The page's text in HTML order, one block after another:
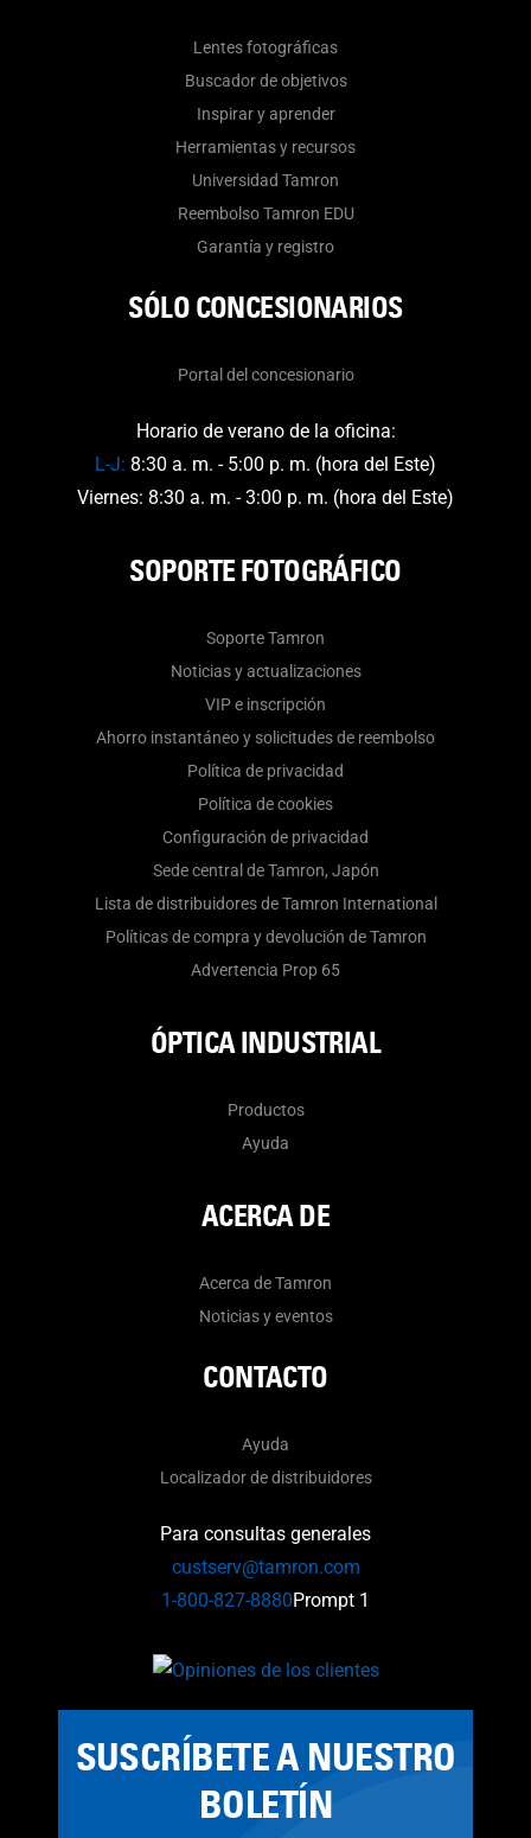
Lentes fotográficas
Buscador de objetivos
Inspirar y aprender
Herramientas y recursos
Universidad Tamron
Reembolso Tamron EDU
Garantía y registro
SÓLO CONCESIONARIOS
Portal del concesionario
Horario de verano de la oficina:
L-J: 8:30 a. m. - 5:00 p. m. (hora del Este)
Viernes: 8:30 a. m. - 3:00 p. m. (hora del Este)
SOPORTE FOTOGRÁFICO
Soporte Tamron
Noticias y actualizaciones
VIP e inscripción
Ahorro instantáneo y solicitudes de reembolso
Política de privacidad
Política de cookies
Configuración de privacidad
Sede central de Tamron, Japón
Lista de distribuidores de Tamron International
Políticas de compra y devolución de Tamron
Advertencia Prop 65
ÓPTICA INDUSTRIAL
Productos
Ayuda
ACERCA DE
Acerca de Tamron
Noticias y eventos
CONTACTO
Ayuda
Localizador de distribuidores
Para consultas generales
custserv@tamron.com
1-800-827-8880Prompt 1
SUSCRÍBETE A NUESTRO
BOLETÍN